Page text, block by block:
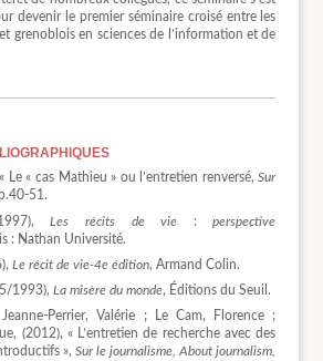
devenir le premier séminaire croisé entre les
grenoblois en sciences de l’information et de
Le « cas Mathieu » ou l’entretien renversé,Sur
51.
Les récits de vie :perspective
: Nathan Université.
Le récit de vie-4e édition, Armand Colin.
1993), La misère du monde, Éditions du Seuil.
Perrier, Valérie ; Le Cam, Florence ;
(2012), « L’entretien de recherche avec des
», Sur le journalisme, About journalism,